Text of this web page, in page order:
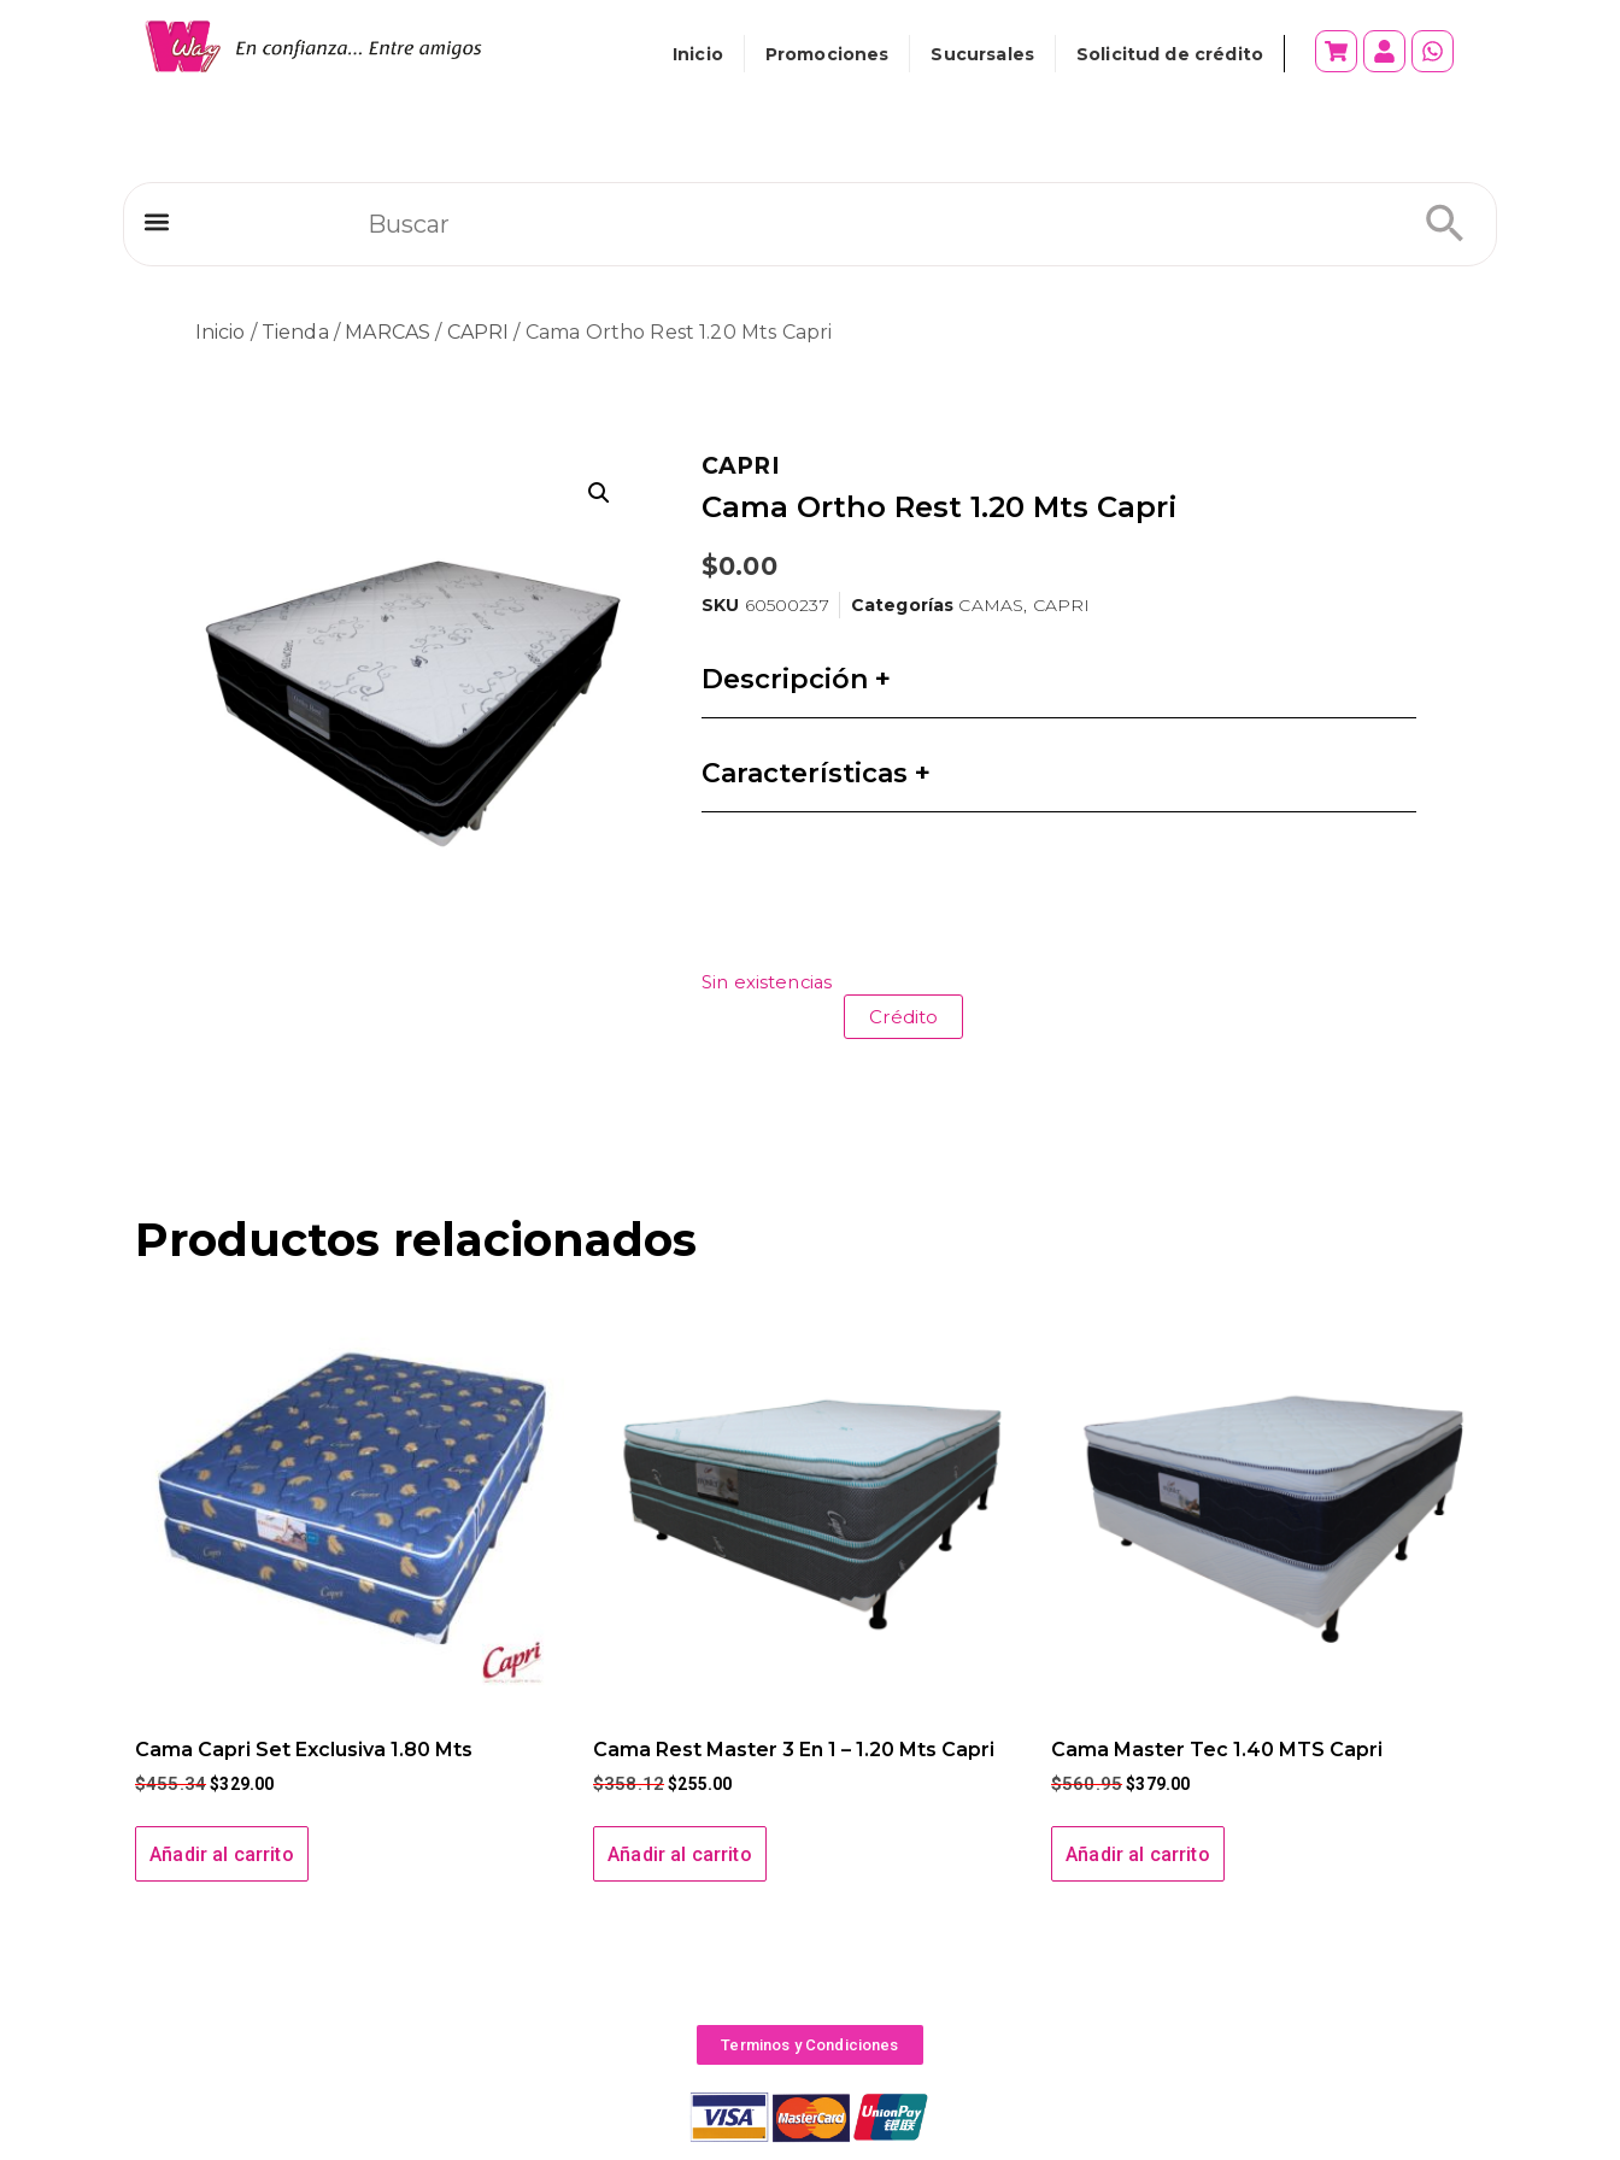
Inicio Promociones Sucursales Solicitud de crédito
Inicio / Tienda / MARCAS / CAPRI / Cama Ortho Rest 1.20 Mts Capri
CAPRI
Cama Ortho Rest 1.20 Mts Capri
$0.00
SKU 60500237 Categorías CAMAS, CAPRI
Descripción +
Características +
Sin existencias
Crédito
Productos relacionados
Cama Capri Set Exclusiva 1.80 Mts
$455.34 $329.00
Añadir al carrito
Cama Rest Master 3 En 1 – 1.20 Mts Capri
$358.12 $255.00
Añadir al carrito
Cama Master Tec 1.40 MTS Capri
$560.95 $379.00
Añadir al carrito
Terminos y Condiciones